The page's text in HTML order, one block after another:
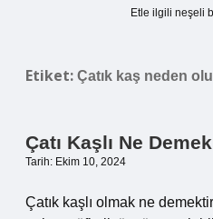
Etle ilgili neşeli
Etiket: Çatık kaş neden
Çatı Kaşlı Ne Demek
Tarih: Ekim 10, 2024
Çatık kaşlı olmak ne